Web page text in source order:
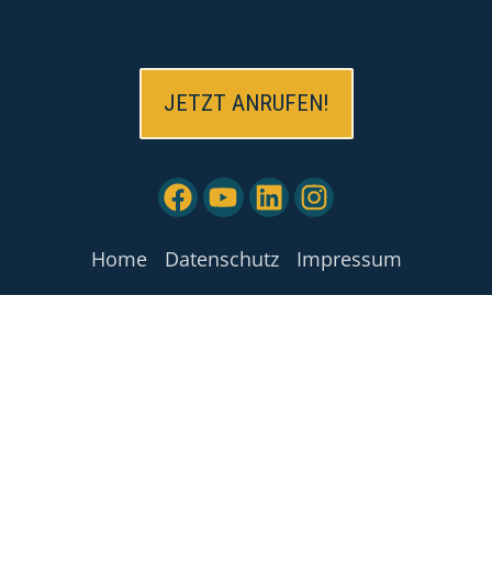
JETZT ANRUFEN!
Home Datenschutz Impressum